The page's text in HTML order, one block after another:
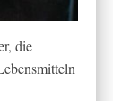
die